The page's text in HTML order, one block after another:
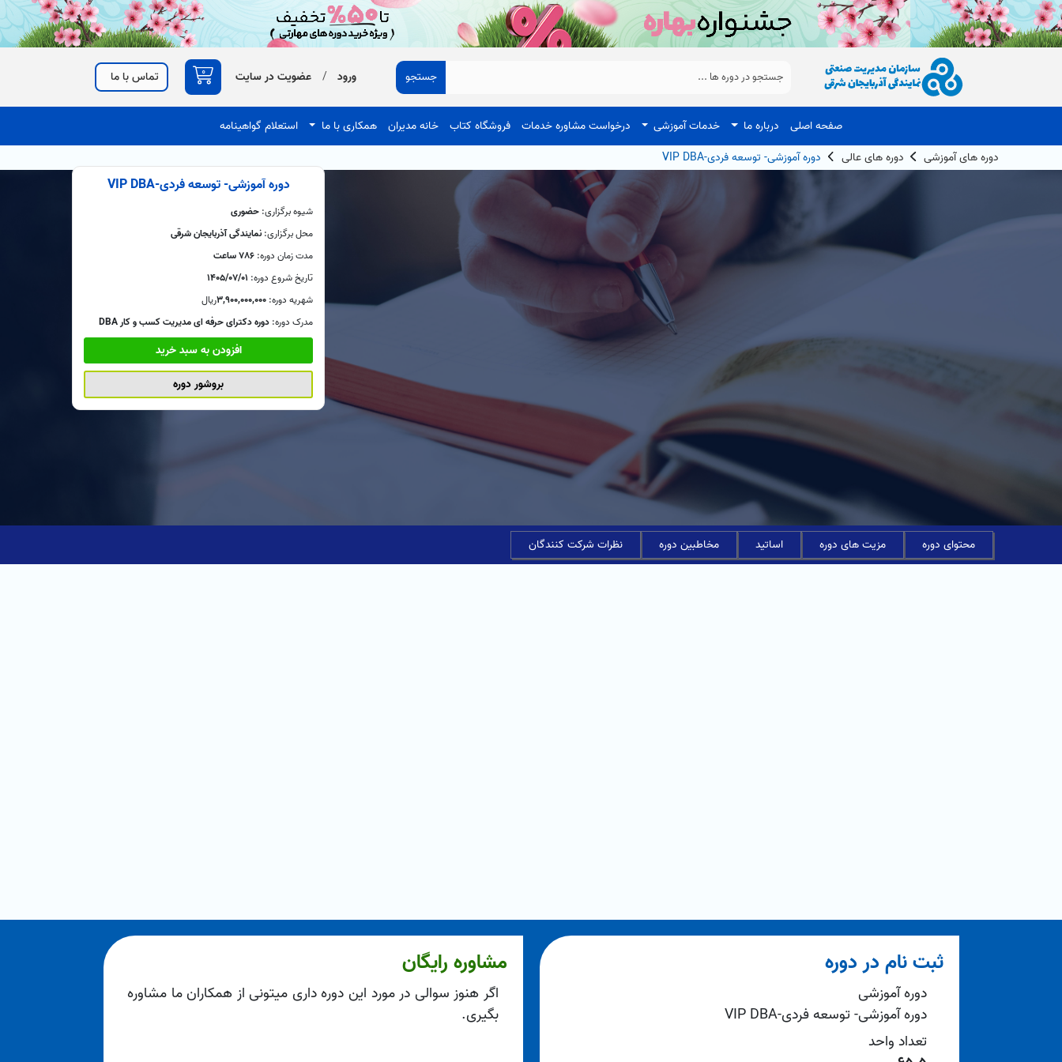
جستجو ورود / عضویت در سایت 0 تماس با ما
صفحه اصلی درباره ما خدمات آموزشی درخواست مشاوره خدمات فروشگاه کتاب خانه مدیران همکاری با ما
استعلام گواهینامه
دوره های آموزشی
دوره های عالی دوره آموزشی- توسعه فردی-VIP DBA
محتوای دوره مزیت های دوره اساتید مخاطبین دوره نظرات شرکت کنندگان
دوره آموزشی- توسعه فردی-VIP DBA
شیوه برگزاری: حضوری
محل برگزاری: نمایندگی آذربایجان شرقی
مدت زمان دوره: 786 ساعت
تاریخ شروع دوره: 1405/07/01
شهریه دوره: 3,900,000,000ريال
مدرک دوره: دوره دکترای حرفه ای مدیریت کسب و کار DBA
افزودن به سبد خرید
بروشور دوره
ثبت نام در دوره
دوره آموزشی
دوره آموزشی- توسعه فردی-VIP DBA
تعداد واحد
مشاوره رایگان
اگر هنوز سوالی در مورد این دوره داری میتونی از همکاران ما مشاوره
بگیری.